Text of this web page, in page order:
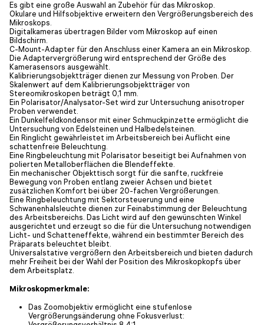
Es gibt eine große Auswahl an Zubehör für das Mikroskop.
Okulare und Hilfsobjektive erweitern den Vergrößerungsbereich des
Mikroskops.
Digitalkameras übertragen Bilder vom Mikroskop auf einen
Bildschirm.
C-Mount-Adapter für den Anschluss einer Kamera an ein Mikroskop.
Die Adaptervergrößerung wird entsprechend der Größe des
Kamerasensors ausgewählt.
Kalibrierungsobjektträger dienen zur Messung von Proben. Der
Skalenwert auf dem Kalibrierungsobjektträger von
Stereomikroskopen beträgt 0,1 mm.
Ein Polarisator/Analysator-Set wird zur Untersuchung anisotroper
Proben verwendet.
Ein Dunkelfeldkondensor mit einer Schmuckpinzette ermöglicht die
Untersuchung von Edelsteinen und Halbedelsteinen.
Ein Ringlicht gewährleistet im Arbeitsbereich bei Auflicht eine
schattenfreie Beleuchtung.
Eine Ringbeleuchtung mit Polarisator beseitigt bei Aufnahmen von
polierten Metalloberflächen die Blendeffekte.
Ein mechanischer Objekttisch sorgt für die sanfte, ruckfreie
Bewegung von Proben entlang zweier Achsen und bietet
zusätzlichen Komfort bei über 20-fachen Vergrößerungen.
Eine Ringbeleuchtung mit Sektorsteuerung und eine
Schwanenhalsleuchte dienen zur Feinabstimmung der Beleuchtung
des Arbeitsbereichs. Das Licht wird auf den gewünschten Winkel
ausgerichtet und erzeugt so die für die Untersuchung notwendigen
Licht- und Schatteneffekte, während ein bestimmter Bereich des
Präparats beleuchtet bleibt.
Universalstative vergrößern den Arbeitsbereich und bieten dadurch
mehr Freiheit bei der Wahl der Position des Mikroskopkopfs über
dem Arbeitsplatz.
Mikroskopmerkmale:
Das Zoomobjektiv ermöglicht eine stufenlose
Vergrößerungsänderung ohne Fokusverlust: